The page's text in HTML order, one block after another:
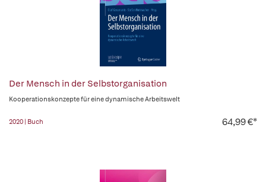
Der Mensch in der Selbstorganisation
Kooperationskonzepte für eine dynamische Arbeitswelt
2020 | Buch 64,99 €*